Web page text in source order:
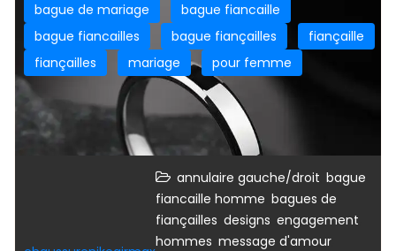
bague de mariage
bague fiancaille
bague fiancailles
bague fiançailles
fiançaille
fiançailles
mariage pour femme
annulaire gauche/droit bague
fiancaille homme bagues de
fiançailles designs engagement
hommes message d'amour